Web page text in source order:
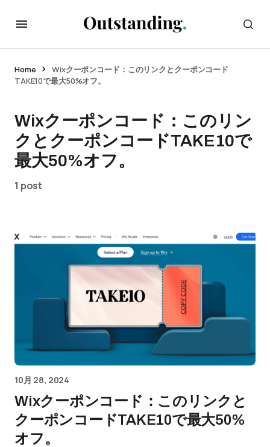
Home
Wixクーポンコード：このリンクとクーポンコード
TAKE10で最大50%オフ。
Wixクーポンコード：このリン
クとクーポンコードTAKE10で
最大50%オフ。
1 post
10月 28, 2024
Wixクーポンコード：このリンクと
クーポンコードTAKE10で最大50%
オフ。